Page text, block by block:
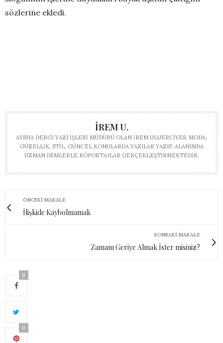
sözlerine ekledi.
İREM U.
AYSHA DERGI YAZI İŞLERI MÜDÜRÜ OLAN İREM ULUERCIYES, MODA,
GÜZELLIK, STIL, GÜNCEL KONULARDA YAZILAR YAZIP, ALANINDA
UZMAN ISIMLERLE RÖPORTAJLAR GERÇEKLEŞTIRMEKTEDIR.
ÖNCEKI MAKALE
İlişkide Kaybolmamak
SONRAKI MAKALE
Zamanı Geriye Almak İster misiniz?
0
0